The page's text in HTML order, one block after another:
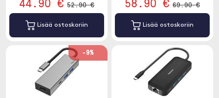
52.90 €
Lisää ostoskoriin
69.90 €
Lisää ostoskoriin
-9%